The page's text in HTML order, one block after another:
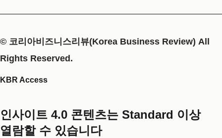
© 코리아비즈니스리뷰(Korea Business Review) All
Rights Reserved.
KBR Access
인사이트 4.0 콘텐츠는 Standard 이상
열람할 수 있습니다